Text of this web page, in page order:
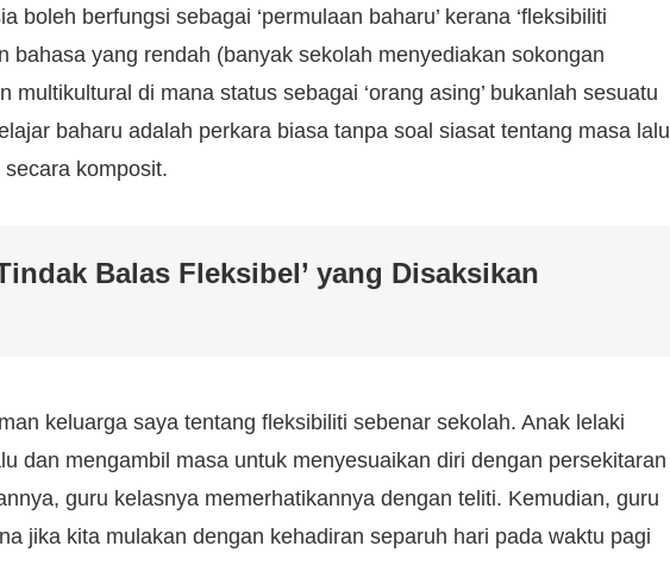
boleh berfungsi sebagai ‘permulaan baharu’ kerana ‘fleksibiliti
bahasa yang rendah (banyak sekolah menyediakan sokongan
multikultural di mana status sebagai ‘orang asing’ bukanlah sesuatu
baharu adalah perkara biasa tanpa soal siasat tentang masa lalu
komposit.
Balas Fleksibel’ yang Disaksikan
keluarga saya tentang fleksibiliti sebenar sekolah. Anak lelaki
dan mengambil masa untuk menyesuaikan diri dengan persekitaran
guru kelasnya memerhatikannya dengan teliti. Kemudian, guru
jika kita mulakan dengan kehadiran separuh hari pada waktu pagi